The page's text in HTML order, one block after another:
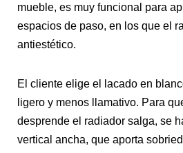
mueble, es muy funcional para
espacios de paso, en los que el
antiestético.
El cliente elige el lacado en
ligero y menos llamativo. Para
desprende el radiador salga, se
vertical ancha, que aporta